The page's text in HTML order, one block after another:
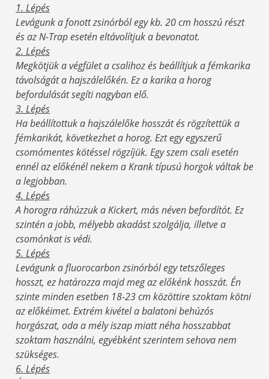
1. Lépés
Levágunk a fonott zsinórból egy kb. 20 cm hosszú részt
és az N-Trap esetén eltávolítjuk a bevonatot.
2. Lépés
Megkötjük a végfület a csalihoz és beállítjuk a fémkarika
távolságát a hajszálelőkén. Ez a karika a horog
befordulását segíti nagyban elő.
3. Lépés
Ha beállítottuk a hajszálelőke hosszát és rögzítettük a
fémkarikát, következhet a horog. Ezt egy egyszerű
csomómentes kötéssel rögzíjük. Egy szem csali esetén
ennél az előkénél nekem a Krank típusú horgok váltak be
a legjobban.
4. Lépés
A horogra ráhúzzuk a Kickert, más néven befordítót. Ez
szintén a jobb, mélyebb akadást szolgálja, illetve a
csomónkat is védi.
5. Lépés
Levágunk a fluorocarbon zsinórból egy tetszőleges
hosszt, ez határozza majd meg az előkénk hosszát. Én
szinte minden esetben 18-23 cm közöttire szoktam kötni
az előkéimet. Extrém kivétel a balatoni behúzós
horgászat, oda a mély iszap miatt néha hosszabbat
szoktam használni, egyébként szerintem sehova nem
szükséges.
6. Lépés